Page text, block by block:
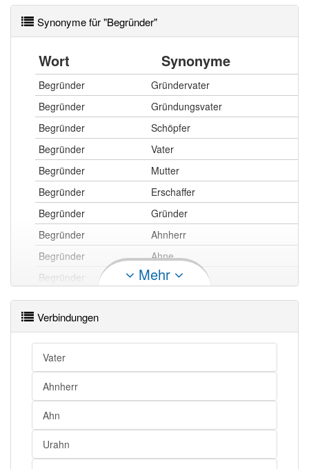
Synonyme für "Begründer"
Wort Synonyme
Begründer
Gründervater
Begründer
Gründungsvater
Begründer
Schöpfer
Begründer
Vater
Begründer
Mutter
Begründer
Erschaffer
Begründer
Gründer
Begründer
Ahnherr
Begründer
Ahne
Begründer
Stammvater
Begründer
Ahn
Begründer
Begründer
Vorläufer
Begründer
Begründer openthesaurus
Mehr
Verbindungen
Vater
Ahnherr
Ahn
Urahn